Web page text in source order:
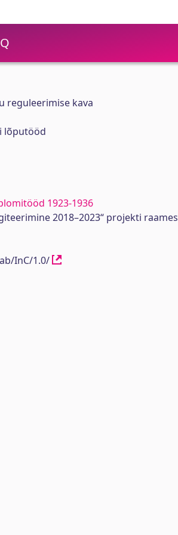
reguleerimise kava
lõputööd
1923-1936
2018–2023“ projekti raames
InC/1.0/